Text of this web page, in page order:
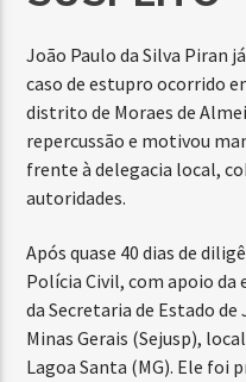
João Paulo da Silva Piran
caso de estupro ocorrido
distrito de Moraes de
repercussão e motivou
frente à delegacia local,
autoridades.
Após quase 40 dias de
Polícia Civil, com apoio da
da Secretaria de Estado
Minas Gerais (Sejusp),
Lagoa Santa (MG). Ele foi